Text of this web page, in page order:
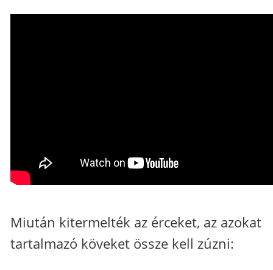
Miután kitermelték az érceket, az azokat
tartalmazó köveket össze kell zúzni: